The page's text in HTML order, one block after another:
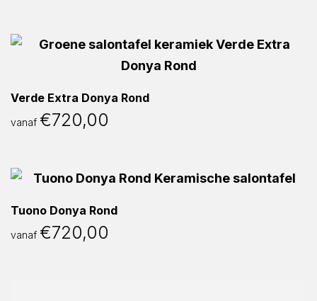
Verde Extra Donya Rond
vanaf €720,00
Tuono Donya Rond
vanaf €720,00